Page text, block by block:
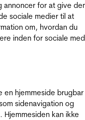
annoncer for at give
sociale medier til at
om, hvordan du
inden for sociale
hjemmeside
sidenavigation og
Hjemmesiden kan ikke